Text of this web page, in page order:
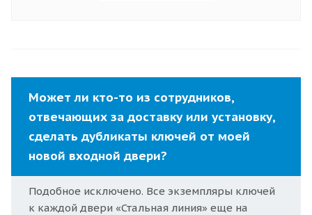
Может ли кто-то из сотрудников,
отвечающих за доставку или установку,
сделать дубликаты ключей от моей
новой входной двери?
Подобное исключено. Все экземпляры ключей
к каждой двери «Стальная линия» еще на